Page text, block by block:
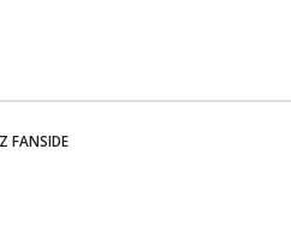
FANSIDE